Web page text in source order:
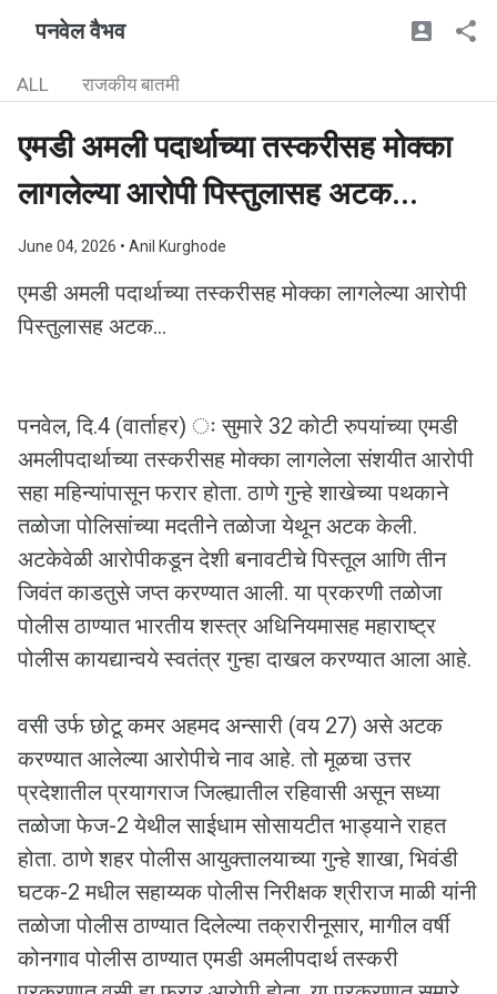
पनवेल वैभव
ALL राजकीय बातमी
एमडी अमली पदार्थाच्या तस्करीसह मोक्का
लागलेल्या आरोपी पिस्तुलासह अटक...
June 04, 2026 • Anil Kurghode
एमडी अमली पदार्थाच्या तस्करीसह मोक्का लागलेल्या आरोपी
पिस्तुलासह अटक...
पनवेल, दि.4 (वार्ताहर) ः सुमारे 32 कोटी रुपयांच्या एमडी
अमलीपदार्थाच्या तस्करीसह मोक्का लागलेला संशयीत आरोपी
सहा महिन्यांपासून फरार होता. ठाणे गुन्हे शाखेच्या पथकाने
तळोजा पोलिसांच्या मदतीने तळोजा येथून अटक केली.
अटकेवेळी आरोपीकडून देशी बनावटीचे पिस्तूल आणि तीन
जिवंत काडतुसे जप्त करण्यात आली. या प्रकरणी तळोजा
पोलीस ठाण्यात भारतीय शस्त्र अधिनियमासह महाराष्ट्र
पोलीस कायद्यान्वये स्वतंत्र गुन्हा दाखल करण्यात आला आहे.
वसी उर्फ छोटू कमर अहमद अन्सारी (वय 27) असे अटक
करण्यात आलेल्या आरोपीचे नाव आहे. तो मूळचा उत्तर
प्रदेशातील प्रयागराज जिल्ह्यातील रहिवासी असून सध्या
तळोजा फेज-2 येथील साईधाम सोसायटीत भाड्याने राहत
होता. ठाणे शहर पोलीस आयुक्तालयाच्या गुन्हे शाखा, भिवंडी
घटक-2 मधील सहाय्यक पोलीस निरीक्षक श्रीराज माळी यांनी
तळोजा पोलीस ठाण्यात दिलेल्या तक्रारीनूसार, मागील वर्षी
कोनगाव पोलीस ठाण्यात एमडी अमलीपदार्थ तस्करी